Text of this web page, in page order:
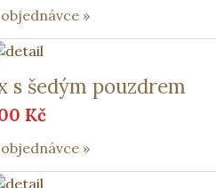
»
s šedým pouzdrem
Kč
»